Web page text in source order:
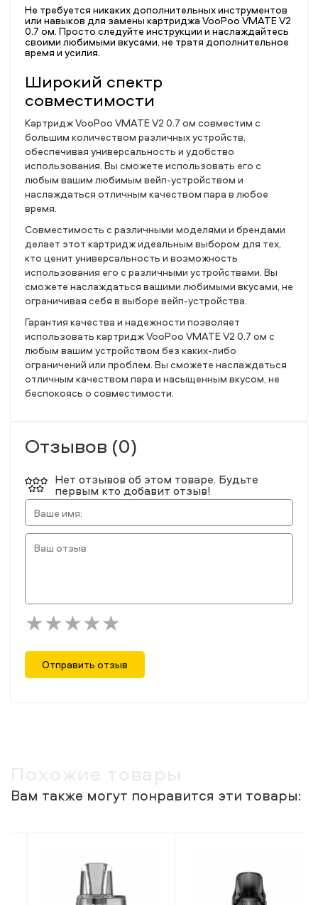
Не требуется никаких дополнительных инструментов
или навыков для замены картриджа VooPoo VMATE V2
0.7 ом. Просто следуйте инструкции и наслаждайтесь
своими любимыми вкусами, не тратя дополнительное
время и усилия.
Широкий спектр
совместимости
Картридж VooPoo VMATE V2 0.7 ом совместим с
большим количеством различных устройств,
обеспечивая универсальность и удобство
использования. Вы сможете использовать его с
любым вашим любимым вейп-устройством и
наслаждаться отличным качеством пара в любое
время.
Совместимость с различными моделями и брендами
делает этот картридж идеальным выбором для тех,
кто ценит универсальность и возможность
использования его с различными устройствами. Вы
сможете наслаждаться вашими любимыми вкусами, не
ограничивая себя в выборе вейп-устройства.
Гарантия качества и надежности позволяет
использовать картридж VooPoo VMATE V2 0.7 ом с
любым вашим устройством без каких-либо
ограничений или проблем. Вы сможете наслаждаться
отличным качеством пара и насыщенным вкусом, не
беспокоясь о совместимости.
Отзывов (0)
Нет отзывов об этом товаре. Будьте
первым кто добавит отзыв!
Отправить отзыв
Вам также могут понравится эти товары: